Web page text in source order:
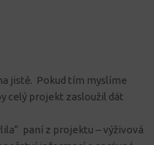
jistě. Pokud tím myslíme
celý projekt zasloužil dát
paní z projektu – výživová